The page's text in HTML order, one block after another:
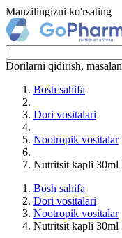
Manzilingizni ko'rsating
Dorilarni qidirish, masalan
Bosh sahifa
Dori vositalari
Nootropik vositalar
Nutritsit kapli 30ml
Bosh sahifa
Dori vositalari
Nootropik vositalar
Nutritsit kapli 30ml